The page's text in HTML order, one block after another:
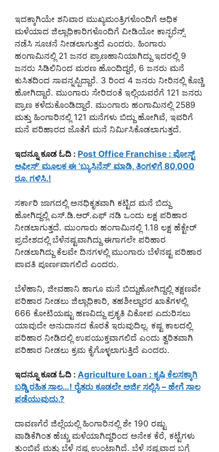
ಇದಕ್ಕಾಗಿಯೇ ಶನಿವಾರ ಮುಖ್ಯಮಂತ್ರಿಗಳೊಂದಿಗೆ ಅಧಿಕ
ಮಳೆಯಾದ ಜಿಲ್ಲಾಧಿಕಾರಿಗಳೊಂದಿಗೆ ವೀಡಿಯೋ ಕಾನ್ಫರೆನ್ಸ್
ನಡೆಸಿ ಸೂಚನೆ ನೀಡಲಾಗುತ್ತದೆ ಎಂದರು. ಹಿಂಗಾರು
ಹಂಗಾಮಿನಲ್ಲಿ 21 ಜನರ ಪ್ರಾಣಹಾನಿಯಾಗಿದ್ದು ಇದರಲ್ಲಿ 9
ಜನರು ಸಿಡಿಲಿನಿಂದ ಮರಣ ಹೊಂದಿದ್ದರೆ, 6 ಜನರು ಮನೆ
ಕುಸಿತದಿಂದ ಸಾವನ್ನಪ್ಪಿದ್ದಾರೆ. 3 ರಿಂದ 4 ಜನರು ನೀರಿನಲ್ಲಿ ಕೊಚ್ಚಿ
ಹೋಗಿದ್ದಾರೆ. ಮುಂಗಾರು ಸೇರಿದಂತೆ ಇಲ್ಲಿಯವರೆಗೆ 121 ಜನರು
ಪ್ರಾಣ ಕಳೆದುಕೊಂಡಿದ್ದಾರೆ. ಮುಂಗಾರು ಹಂಗಾಮಿನಲ್ಲಿ 2589
ಮತ್ತು ಹಿಂಗಾರಿನಲ್ಲಿ 121 ಮನೆಗಳು ಬಿದ್ದು ಹೋಗಿವೆ, ಇವರಿಗೆ
ಮನೆ ಪರಿಹಾರದ ಜೊತೆಗೆ ಮನೆ ನಿರ್ಮಿಸಿಕೊಡಲಾಗುತ್ತದೆ.
ಇದನ್ನೂ ಕೂಡ ಓದಿ : Post Office Franchise : ಪೋಸ್ಟ್
ಆಫೀಸ್’ ಮೂಲಕ ಈ ‘ಬ್ಯುಸಿನೆಸ್’ ಮಾಡಿ, ತಿಂಗಳಿಗೆ 80,000
ರೂ. ಗಳಿಸಿ.!
ಸರ್ಕಾರಿ ಜಾಗದಲ್ಲಿ ಅನಧಿಕೃತವಾಗಿ ಕಟ್ಟಿದ ಮನೆ ಬಿದ್ದು
ಹೋಗಿದ್ದಲ್ಲಿ ಎಸ್.ಡಿ.ಆರ್.ಎಫ್ ನಡಿ ಒಂದು ಲಕ್ಷ ಪರಿಹಾರ
ನೀಡಲಾಗುತ್ತದೆ. ಮುಂಗಾರು ಹಂಗಾಮಿನಲ್ಲಿ 1.18 ಲಕ್ಷ ಹೆಕ್ಟೇರ್
ಪ್ರದೇಶದಲ್ಲಿ ಬೆಳೆನಷ್ಟವಾಗಿದ್ದು ಈಗಾಗಲೇ ಪರಿಹಾರ
ನೀಡಲಾಗಿದ್ದು ಕೆಲವೇ ದಿನಗಳಲ್ಲಿ ಮುಂಗಾರು ಬೆಳೆನಷ್ಟ ಪರಿಹಾರ
ಪಾವತಿ ಪೂರ್ಣವಾಗಲಿದೆ ಎಂದರು.
ಬೆಳೆಹಾನಿ, ಜೀವಹಾನಿ ಹಾಗೂ ಮನೆ ಬಿದ್ದುಹೋಗಿದ್ದಲ್ಲಿ ತಕ್ಷಣವೇ
ಪರಿಹಾರ ನೀಡಲು ಜಿಲ್ಲಾಧಿಕಾರಿ, ತಹಶೀಲ್ದಾರರ ಖಾತೆಗಳಲ್ಲಿ
666 ಕೋಟಿಯಷ್ಟು ಹಣವಿದ್ದು ಪ್ರಕೃತಿ ವಿಕೋಪ ಎದುರಿಸಲು
ಯಾವುದೇ ಅನುದಾನದ ಕೊರತೆ ಇರುವುದಿಲ್ಲ. ಕಷ್ಟ ಕಾಲದಲ್ಲಿ
ಪರಿಹಾರ ನೀಡಿದಲ್ಲಿ ಉಪಯುಕ್ತವಾಗಲಿದೆ ಎಂದು ತ್ವರಿತವಾಗಿ
ಪರಿಹಾರ ನೀಡಲು ಕ್ರಮ ಕೈಗೊಳ್ಳಲಾಗುತ್ತಿದೆ ಎಂದರು.
ಇದನ್ನೂ ಕೂಡ ಓದಿ : Agriculture Loan : ಕೃಷಿ ಕೆಲಸಕ್ಕಾಗಿ
ಬಡ್ಡಿ ರಹಿತ ಸಾಲ…! ರೈತರು ಕೂಡಲೇ ಅರ್ಜಿ ಸಲ್ಲಿಸಿ – ಹೇಗೆ ಸಾಲ
ಪಡೆಯುವುದು.?
ದಾವಣಗೆರೆ ಜಿಲ್ಲೆಯಲ್ಲಿ ಹಿಂಗಾರಿನಲ್ಲಿ ಶೇ 190 ರಷ್ಟು
ವಾಡಿಕೆಗಿಂತ ಹೆಚ್ಚು ಮಳೆಯಾಗಿದ್ದರಿಂದ ಅನೇಕ ಕೆರೆ, ಕಟ್ಟೆಗಳು
ತುಂಬಿವೆ ಮತ್ತು ಬೆಳೆ ನಷ್ಟ ಉಂಟಾಗಿದೆ. ಬೆಳೆ ನಷ್ಟವಾದ ಬಗ್ಗೆ